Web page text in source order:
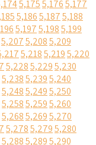
5,1755,1765,177
5,1865,1875,188
5,1975,1985,199
5,2075,2085,209
5,2185,2195,220
5,2285,2295,230
5,2385,2395,240
5,2485,2495,250
5,2585,2595,260
5,2685,2695,270
5,2785,2795,280
5,2885,2895,290